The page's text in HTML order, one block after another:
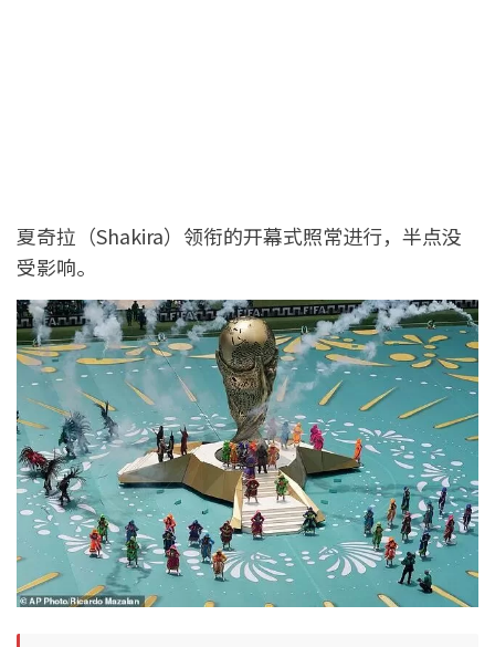
夏奇拉（Shakira）领衔的开幕式照常进行，半点没
受影响。